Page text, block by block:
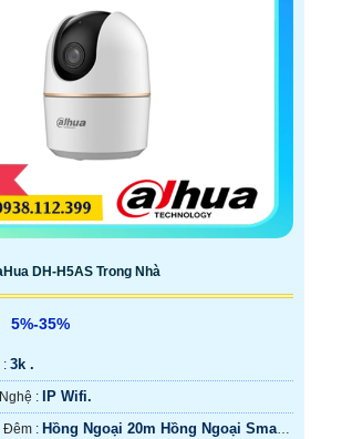
DH-H5AS Trong Nhà
5%-35%
: 3k .
🏆 Trang Bị Công Nghệ : IP Wifi.
💡 Xem Được Ban Đêm : Hồng Ngoại 20m Hồng Ngoại Smart